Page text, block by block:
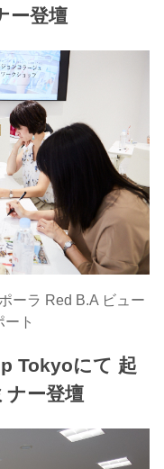
ー登壇
ーラ Red B.A ビュー
ト
Tokyoにて 起
ナー登壇